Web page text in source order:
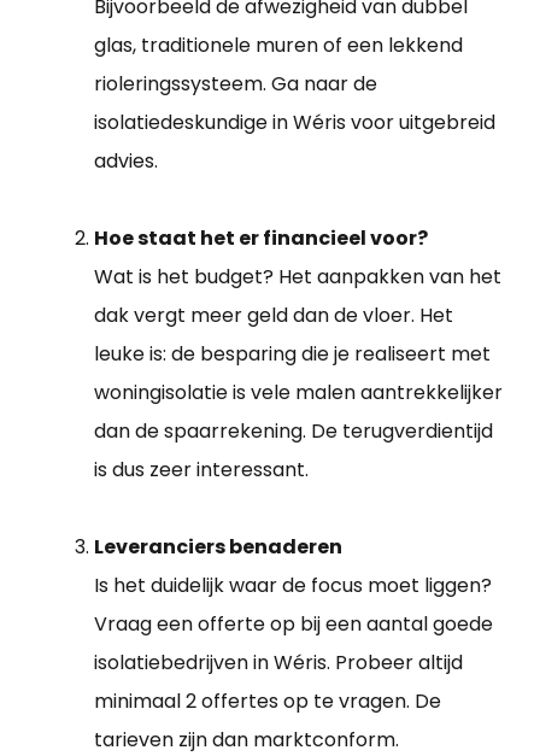
Bijvoorbeeld de afwezigheid van dubbel
glas, traditionele muren of een lekkend
rioleringssysteem. Ga naar de
isolatiedeskundige in Wéris voor uitgebreid
advies.
Hoe staat het er financieel voor?
Wat is het budget? Het aanpakken van het
dak vergt meer geld dan de vloer. Het
leuke is: de besparing die je realiseert met
woningisolatie is vele malen aantrekkelijker
dan de spaarrekening. De terugverdientijd
is dus zeer interessant.
Leveranciers benaderen
Is het duidelijk waar de focus moet liggen?
Vraag een offerte op bij een aantal goede
isolatiebedrijven in Wéris. Probeer altijd
minimaal 2 offertes op te vragen. De
tarieven zijn dan marktconform.